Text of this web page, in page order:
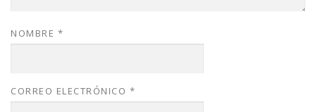
NOMBRE *
CORREO ELECTRÓNICO *